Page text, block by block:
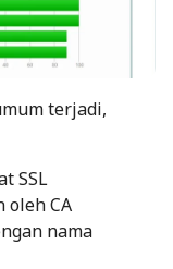
terjadi,
SSL
oleh CA
nama